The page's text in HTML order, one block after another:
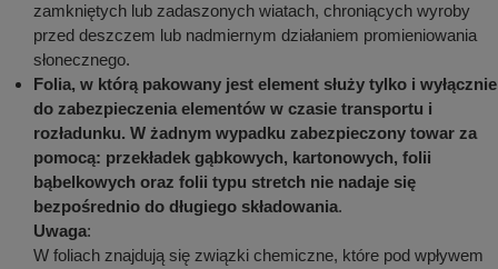
zamkniętych lub zadaszonych wiatach, chroniących wyroby
przed deszczem lub nadmiernym działaniem promieniowania
słonecznego.
Folia, w którą pakowany jest element służy tylko i wyłącznie
do zabezpieczenia elementów w czasie transportu i
rozładunku. W żadnym wypadku zabezpieczony towar za
pomocą: przekładek gąbkowych, kartonowych, folii
bąbelkowych oraz folii typu stretch nie nadaje się
bezpośrednio do długiego składowania.
Uwaga:
W foliach znajdują się związki chemiczne, które pod wpływem